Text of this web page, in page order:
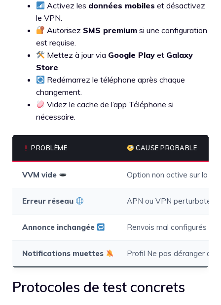
Activez les données mobiles et désactivez
le VPN.
Autorisez SMS premium si une configuration
est requise.
Mettez à jour via Google Play et Galaxy
Store.
Redémarrez le téléphone après chaque
changement.
Videz le cache de l’app Téléphone si
nécessaire.
PROBLÈME CAUSE PROBABLE
VVM vide Option non active sur la
Erreur réseau APN ou VPN perturbateur
Annonce inchangée Renvois mal configurés
Notifications muettes Profil Ne pas déranger
Protocoles de test concrets